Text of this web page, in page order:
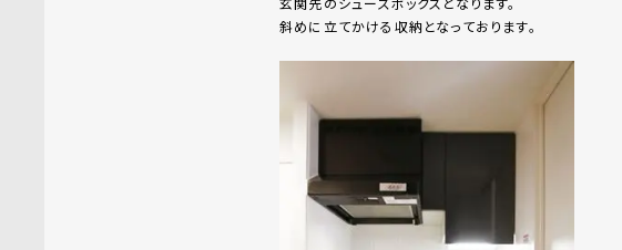
斜めに立てかける収納となっております。